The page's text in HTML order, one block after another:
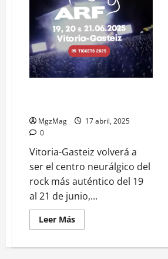
MgzMag
17 abril, 2025
0
Vitoria-Gasteiz volverá a
ser el centro neurálgico del
rock más auténtico del 19
al 21 de junio,...
Leer Más